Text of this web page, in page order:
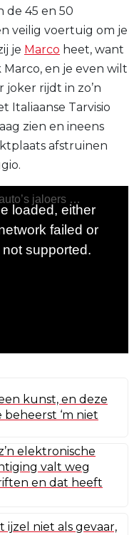
de 45 en 50
veilig voertuig om je
je Marco heet, want
en je even wilt
joker rijdt in zo’n
Italiaanse Tarvisio
zien en ineens
afstruinen
kunst, en deze
beheerst ‘m niet
elektronische
valt weg
en dat heeft
ijzel niet als gevaar,